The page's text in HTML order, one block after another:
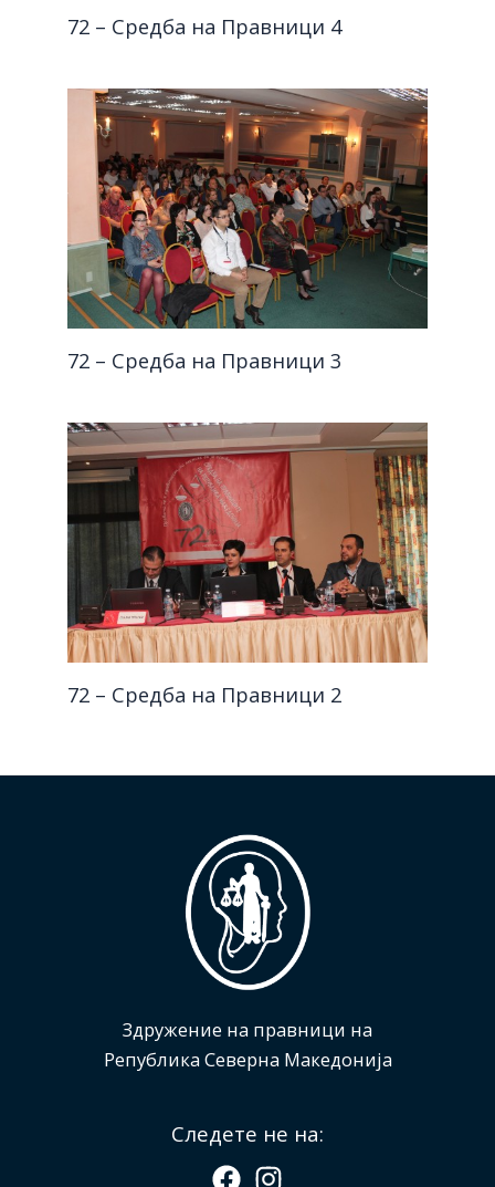
72 – Средба на Правници 4
72 – Средба на Правници 3
72 – Средба на Правници 2
Здружение на правници на
Република Северна Македонија
Следете не на: